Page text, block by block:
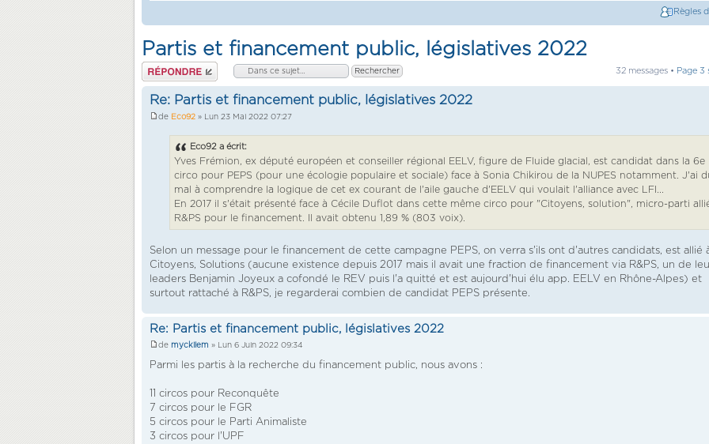
Règles
Partis et financement public, législatives 2022
Répondre 32 messages • Page 3
Re: Partis et financement public, législatives 2022
de Eco92 » Lun 23 Mai 2022 07:27
Eco92 a écrit:
Yves Frémion, ex député européen et conseiller régional EELV, figure de Fluide glacial, est candidat dans la 6e
circo pour PEPS (pour une écologie populaire et sociale) face à Sonia Chikirou de la NUPES notamment. J'ai
mal à comprendre la logique de cet ex courant de l'aile gauche d'EELV qui voulait l'alliance avec LFI...
En 2017 il s'était présenté face à Cécile Duflot dans cette même circo pour "Citoyens, solution", micro-parti
R&PS pour le financement. Il avait obtenu 1,89 % (803 voix).
Selon un message pour le financement de cette campagne PEPS, on verra s'ils ont d'autres candidats, est allié
Citoyens, Solutions (aucune existence depuis 2017 mais il avait une fraction de financement via R&PS, un de
leaders Benjamin Joyeux a cofondé le REV puis l'a quitté et est aujourd'hui élu app. EELV en Rhône-Alpes) et
surtout rattaché à R&PS, je regarderai combien de candidat PEPS présente.
Re: Partis et financement public, législatives 2022
de myckilem » Lun 6 Juin 2022 09:34
Parmi les partis à la recherche du financement public, nous avons :
11 circos pour Reconquête
7 circos pour le FGR
5 circos pour le Parti Animaliste
3 circos pour l'UPF